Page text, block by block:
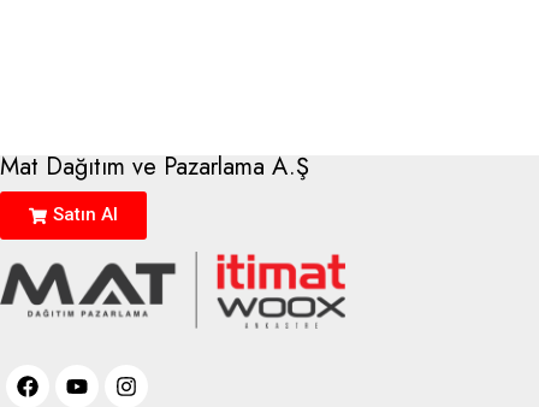
Mat Dağıtım ve Pazarlama A.Ş
Satın Al